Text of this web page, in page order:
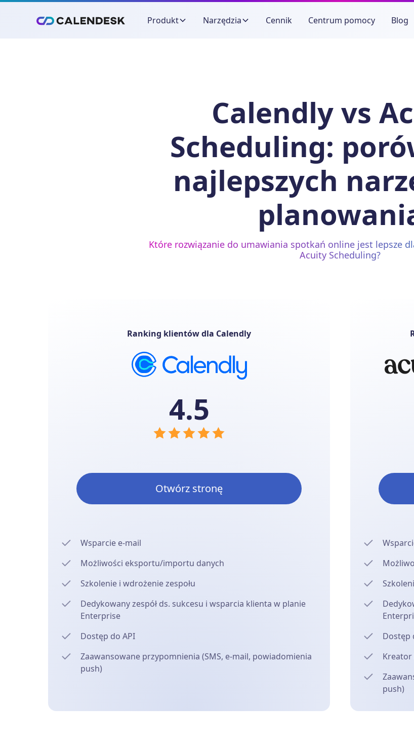
Produkt Narzędzia Cennik Centrum pomocy Blog
Calendly vs
Scheduling:
najlepszych
Które rozwiązanie do umawiania spotkań online jest lepsze
Acuity Scheduling?
Ranking klientów dla Calendly
4.5
Otwórz stronę
Wsparcie e-mail
Możliwości eksportu/importu danych
Szkolenie i wdrożenie zespołu
Dedykowany zespół ds. sukcesu i wsparcia klienta w planie
Enterprise
Dostęp do API
Zaawansowane przypomnienia (SMS, e-mail, powiadomienia
push)
Dostęp
Kreator
push)